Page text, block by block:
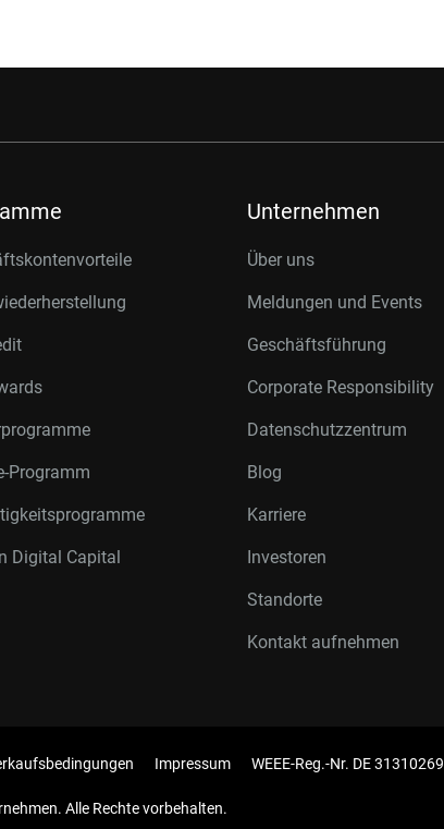
Programm
Digital Capital
Unternehmen
Über uns
Meldungen und Events
Geschäftsführung
Corporate Responsibility
Datenschutzzentrum
Blog
Karriere
Investoren
Standorte
Kontakt aufnehmen
Impressum WEEE-Reg.-Nr. DE 31310269
Alle Rechte vorbehalten.